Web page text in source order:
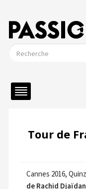
Tour de
Cannes 2016,
de Rachid Djaïdani